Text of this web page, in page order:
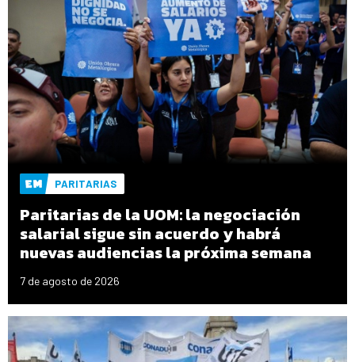
PARITARIAS
Paritarias de la UOM: la negociación
salarial sigue sin acuerdo y habrá
nuevas audiencias la próxima semana
7 de agosto de 2026